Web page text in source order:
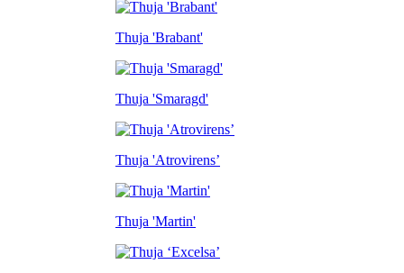
Thuja 'Brabant'
Thuja 'Smaragd'
Thuja 'Atrovirens’
Thuja 'Martin'